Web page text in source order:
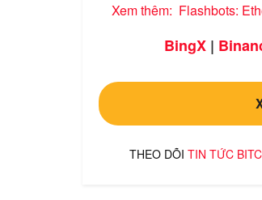
Xem thêm: Flashbots:
BingX|
THEO DÕI TIN TỨC